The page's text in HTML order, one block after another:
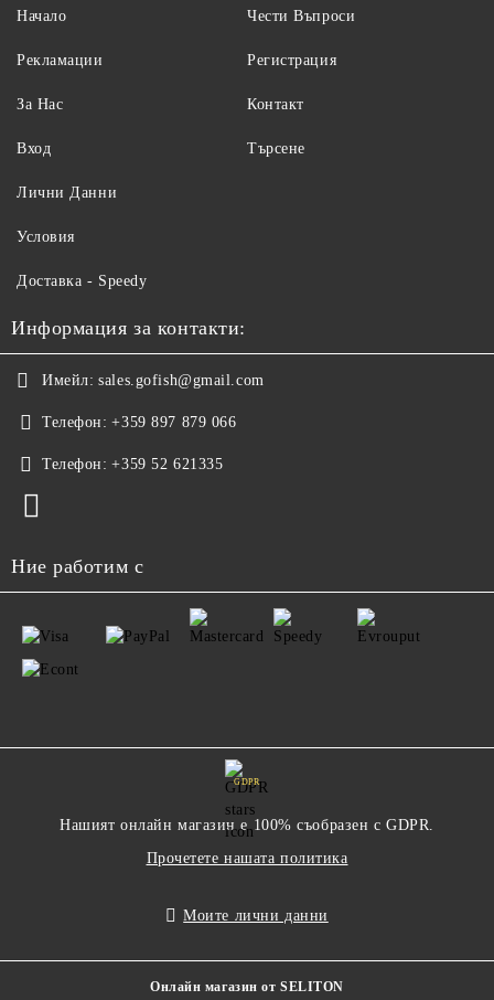
Начало
Рекламации
За Нас
Вход
Чести Въпроси
Регистрация
Контакт
Търсене
Лични Данни
Условия
Доставка - Speedy
Информация за контакти:
Имейл: sales.gofish@gmail.com
Телефон: +359 897 879 066
Телефон: +359 52 621335
Ние работим с
GDPR
Нашият онлайн магазин е 100% съобразен с GDPR.
Прочетете нашата политика
Моите лични данни
Онлайн магазин от SELITON